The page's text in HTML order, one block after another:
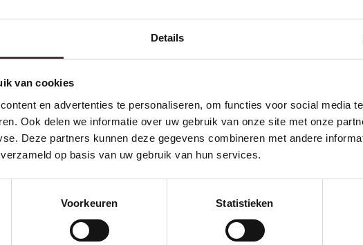
Details
van cookies
en advertenties te personaliseren, om functies voor social media
Ook delen we informatie over uw gebruik van onze site met onze
Deze partners kunnen deze gegevens combineren met andere
op basis van uw gebruik van hun services.
Voorkeuren Statistieken